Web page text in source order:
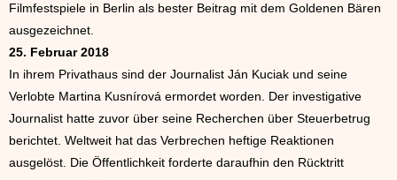
Filmfestspiele in Berlin als bester Beitrag mit dem Goldenen Bären
ausgezeichnet.
25. Februar 2018
In ihrem Privathaus sind der Journalist Ján Kuciak und seine
Verlobte Martina Kusnírová ermordet worden. Der investigative
Journalist hatte zuvor über seine Recherchen über Steuerbetrug
berichtet. Weltweit hat das Verbrechen heftige Reaktionen
ausgelöst. Die Öffentlichkeit forderte daraufhin den Rücktritt